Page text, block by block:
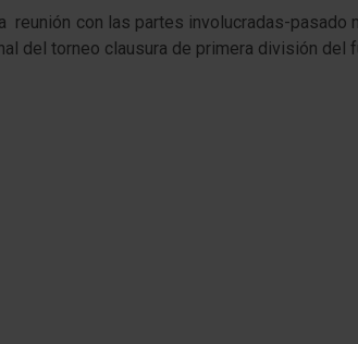
con las partes involucradas-pasado
del torneo clausura de primera división del